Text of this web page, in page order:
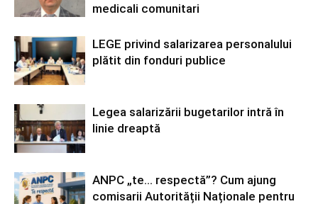
medicali comunitari
LEGE privind salarizarea personalului
plătit din fonduri publice
Legea salarizării bugetarilor intră în
linie dreaptă
ANPC „te… respectă”? Cum ajung
comisarii Autorității Naționale pentru